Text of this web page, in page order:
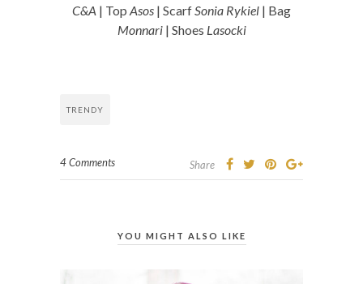
C&A | Top Asos | ScarfSonia Rykiel | Bag
Monnari| Shoes Lasocki
TRENDY
4 Comments Share
YOU MIGHT ALSO LIKE